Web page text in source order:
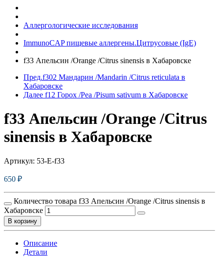
Аллергологические исследования
ImmunoCAP пищевые аллергены.Цитрусовые (IgE)
f33 Апельсин /Orange /Citrus sinensis в Хабаровске
Пред.f302 Мандарин /Mandarin /Citrus reticulata в
Хабаровске
Далее f12 Горох /Pea /Pisum sativum в Хабаровске
f33 Апельсин /Orange /Citrus
sinensis в Хабаровске
Артикул: 53-E-f33
650 ₽
Количество товара f33 Апельсин /Orange /Citrus sinensis в
Хабаровске
В корзину
Описание
Детали